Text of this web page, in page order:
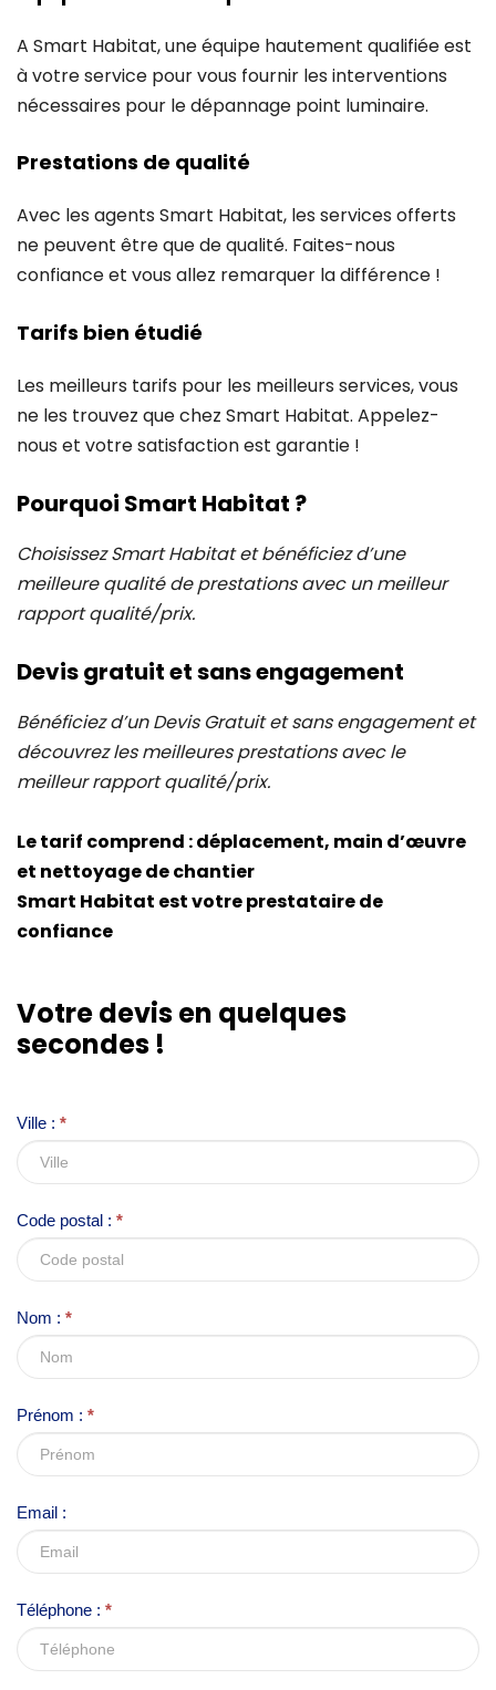
A Smart Habitat, une équipe hautement qualifiée est
à votre service pour vous fournir les interventions
nécessaires pour le dépannage point luminaire.
Prestations de qualité
Avec les agents Smart Habitat, les services offerts
ne peuvent être que de qualité. Faites-nous
confiance et vous allez remarquer la différence !
Tarifs bien étudié
Les meilleurs tarifs pour les meilleurs services, vous
ne les trouvez que chez Smart Habitat. Appelez-
nous et votre satisfaction est garantie !
Pourquoi Smart Habitat ?
Choisissez Smart Habitat et bénéficiez d’une
meilleure qualité de prestations avec un meilleur
rapport qualité/prix.
Devis gratuit et sans engagement
Bénéficiez d’un Devis Gratuit et sans engagement et
découvrez les meilleures prestations avec le
meilleur rapport qualité/prix.
Le tarif comprend : déplacement, main d’œuvre
et nettoyage de chantier
Smart Habitat est votre prestataire de
confiance
Votre devis en quelques
secondes !
Ville : *
Code postal : *
Nom : *
Prénom : *
Email :
Téléphone : *
f
y
r
h
a
n
l
a
t
i
s